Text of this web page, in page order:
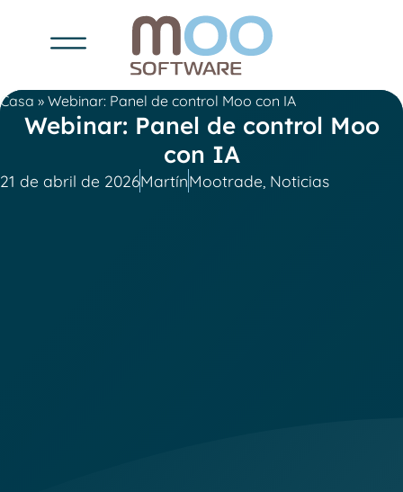
Casa » Webinar: Panel de control Moo con IA
Webinar: Panel de control Moo
con IA
21 de abril de 2026MartínMootrade Noticias